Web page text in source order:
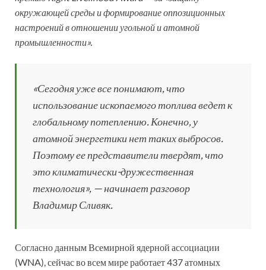
окружающей среды и формирование оппозиционных
настроений в отношении угольной и атомной
промышленности».
«Сегодня уже все понимают, что
использование ископаемого топлива ведет к
глобальному потеплению. Конечно, у
атомной энергетики нет таких выбросов.
Поэтому ее представители твердят, что
это климатически-дружественная
технология», — начинает разговор
Владимир Сливяк.
Согласно данным Всемирной ядерной ассоциации
(WNA), сейчас во всем мире работает 437 атомных